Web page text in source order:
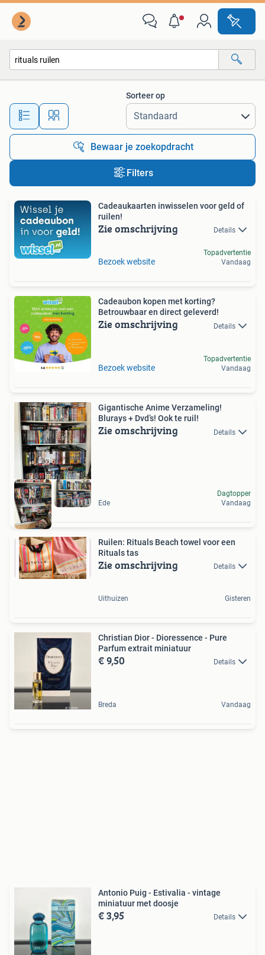
Alle afstanden…
Sorteer op
Bewaar je zoekopdracht
Filters
Cadeaukaarten inwisselen voor geld of
ruilen!
Zie omschrijving Details
Bezoek website
Topadvertentie
Vandaag
Cadeaubon kopen met korting?
Betrouwbaar en direct geleverd!
Zie omschrijving Details
Bezoek website
Topadvertentie
Vandaag
Gigantische Anime Verzameling!
Blurays + Dvd’s! Ook te ruil!
Zie omschrijving Details
Ede
Dagtopper
Vandaag
Ruilen: Rituals Beach towel voor een
Rituals tas
Zie omschrijving Details
Uithuizen Gisteren
Christian Dior - Dioressence - Pure
Parfum extrait miniatuur
€ 9,50 Details
Breda Vandaag
Antonio Puig - Estivalia - vintage
miniatuur met doosje
€ 3,95 Details